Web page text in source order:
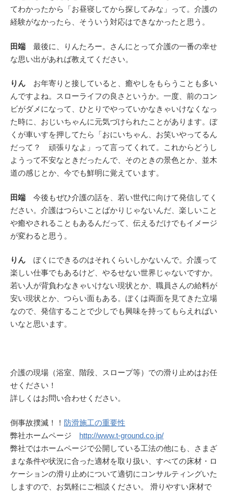
てわかったから「お昼寝してから探してみな」って。介護の
経験がなかったら、そういう対応はできなかったと思う。
田端 最後に、りんたろー。さんにとって介護の一番の幸せ
な思い出があれば教えてください。
りん お年寄りと接していると、癒やしをもらうことも多い
んですよね。スローライフの良さというか。一度、前のコン
ビがダメになって、ひとりでやっていかなきゃいけなくなっ
た時に、おじいちゃんに元気づけられたことがあります。ぼ
くが車いすを押してたら「おにいちゃん、お笑いやってるん
だって？ 頑張りなよ」って言ってくれて。これからどうし
ようって不安なときだったんで、そのときの景色とか、並木
道の感じとか、今でも鮮明に覚えています。
田端 今後もぜひ介護の話を、若い世代に向けて発信してく
ださい。介護はつらいことばかりじゃないんだ、楽しいこと
や癒やされることもあるんだって、伝えるだけでもイメージ
が変わると思う。
りん ぼくにできるのはそれくらいしかないんで。介護って
楽しい仕事でもあるけど、やるせない世界じゃないですか。
若い人が背負わなきゃいけない現状とか、職員さんの給料が
安い現状とか、つらい面もある。ぼくは両面を見てきた立場
なので、発信することで少しでも興味を持ってもらえればい
いなと思います。
介護の現場（浴室、階段、スロープ等）での滑り止めはお任
せください！
詳しくはお問い合わせください。
倒事故撲滅！！ 防滑施工の重要性
弊社ホームページ http://www.t-ground.co.jp/
弊社ではホームページで公開している工法の他にも、さまざ
まな条件や状況に合った適材を取り扱い、すべての床材・ロ
ケーションの滑り止めについて適切にコンサルティングいた
しますので、お気軽にご相談ください。 滑りやすい床材で